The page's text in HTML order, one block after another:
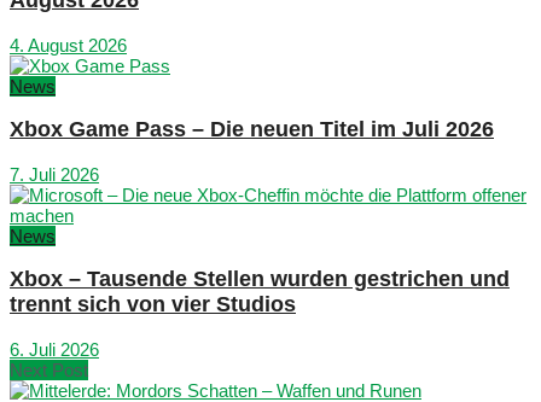
4. August 2026
News
Xbox Game Pass – Die neuen Titel im Juli 2026
7. Juli 2026
News
Xbox – Tausende Stellen wurden gestrichen und
trennt sich von vier Studios
6. Juli 2026
Next Post